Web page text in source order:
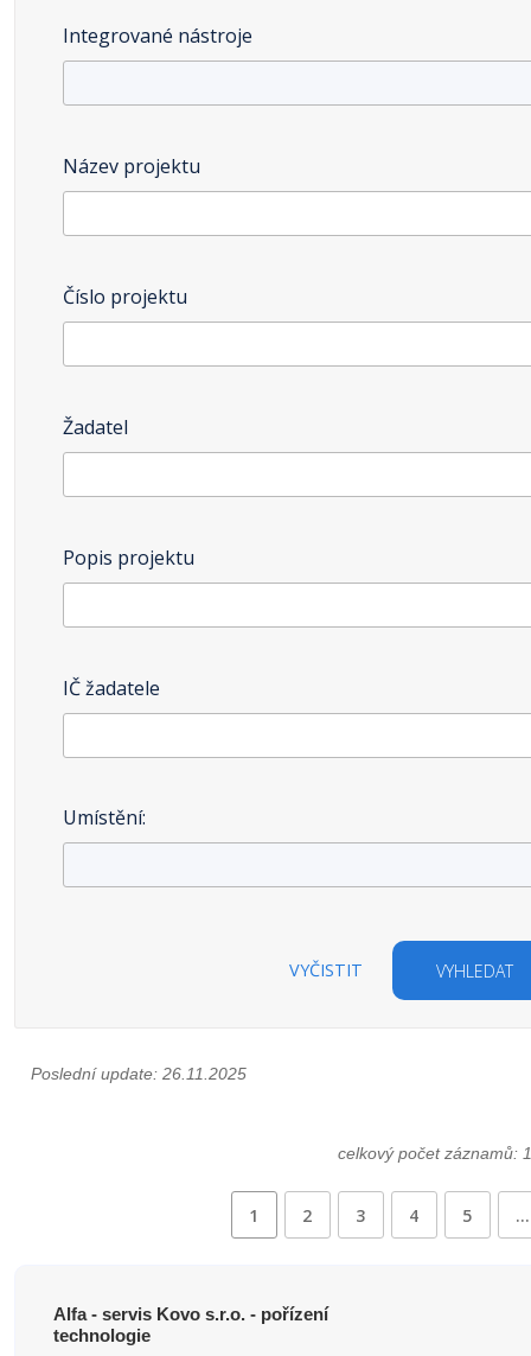
Integrované nástroje
Název projektu
Číslo projektu
Žadatel
Popis projektu
IČ žadatele
Umístění:
VYČISTIT VYHLEDAT
Poslední update: 26.11.2025
celkový počet záznamů:
1 2 3 4 5 …
Alfa - servis Kovo s.r.o. - pořízení
technologie